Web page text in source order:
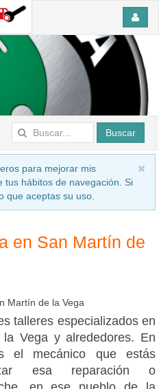
Buscar
para mejorar mis
tus hábitos de navegación. Si
que aceptas su uso.
en San Martín de
Martín de la Vega
talleres especializados en
Vega y alrededores. En
el mecánico que estás
esa reparación o